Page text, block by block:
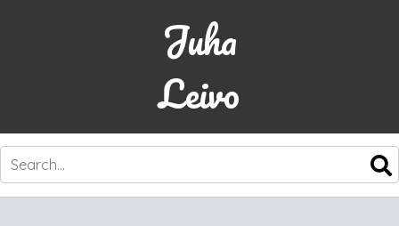
Juha
Leivo
SKIP